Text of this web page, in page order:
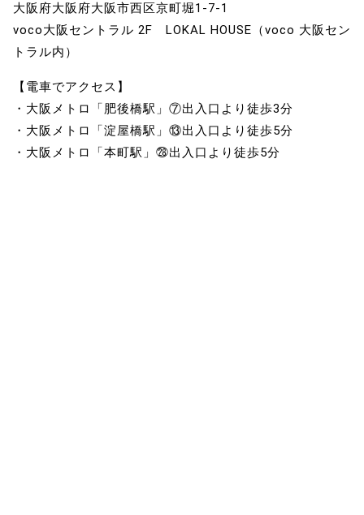
大阪府大阪府大阪市西区京町堀1-7-1
voco大阪セントラル 2F LOKAL HOUSE（voco 大阪セン
トラル内）
【電車でアクセス】
・大阪メトロ「肥後橋駅」⑦出入口より徒歩3分
・大阪メトロ「淀屋橋駅」⑬出入口より徒歩5分
・大阪メトロ「本町駅」㉘出入口より徒歩5分